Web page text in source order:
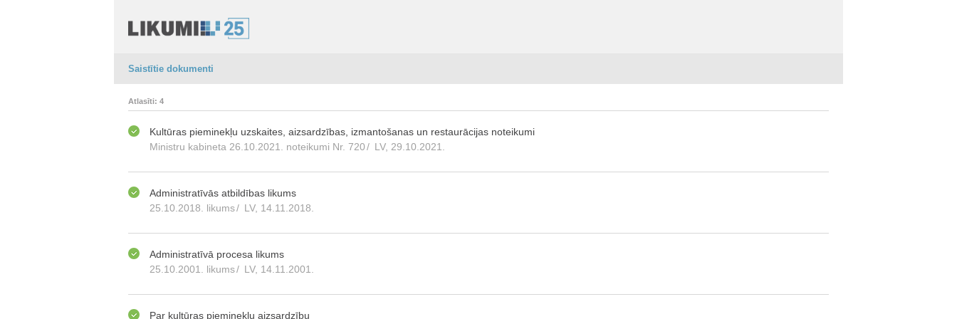
Saistītie dokumenti
Atlasīti: 4
Kultūras pieminekļu uzskaites, aizsardzības, izmantošanas un restaurācijas noteikumi
Ministru kabineta 26.10.2021. noteikumi Nr. 720/ LV, 29.10.2021.
Administratīvās atbildības likums
25.10.2018. likums/ LV, 14.11.2018.
Administratīvā procesa likums
25.10.2001. likums/ LV, 14.11.2001.
Par kultūras pieminekļu aizsardzību